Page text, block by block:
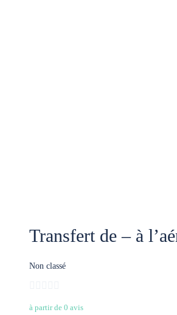
Transfert de – à
Non classé
à partir de 0 avis